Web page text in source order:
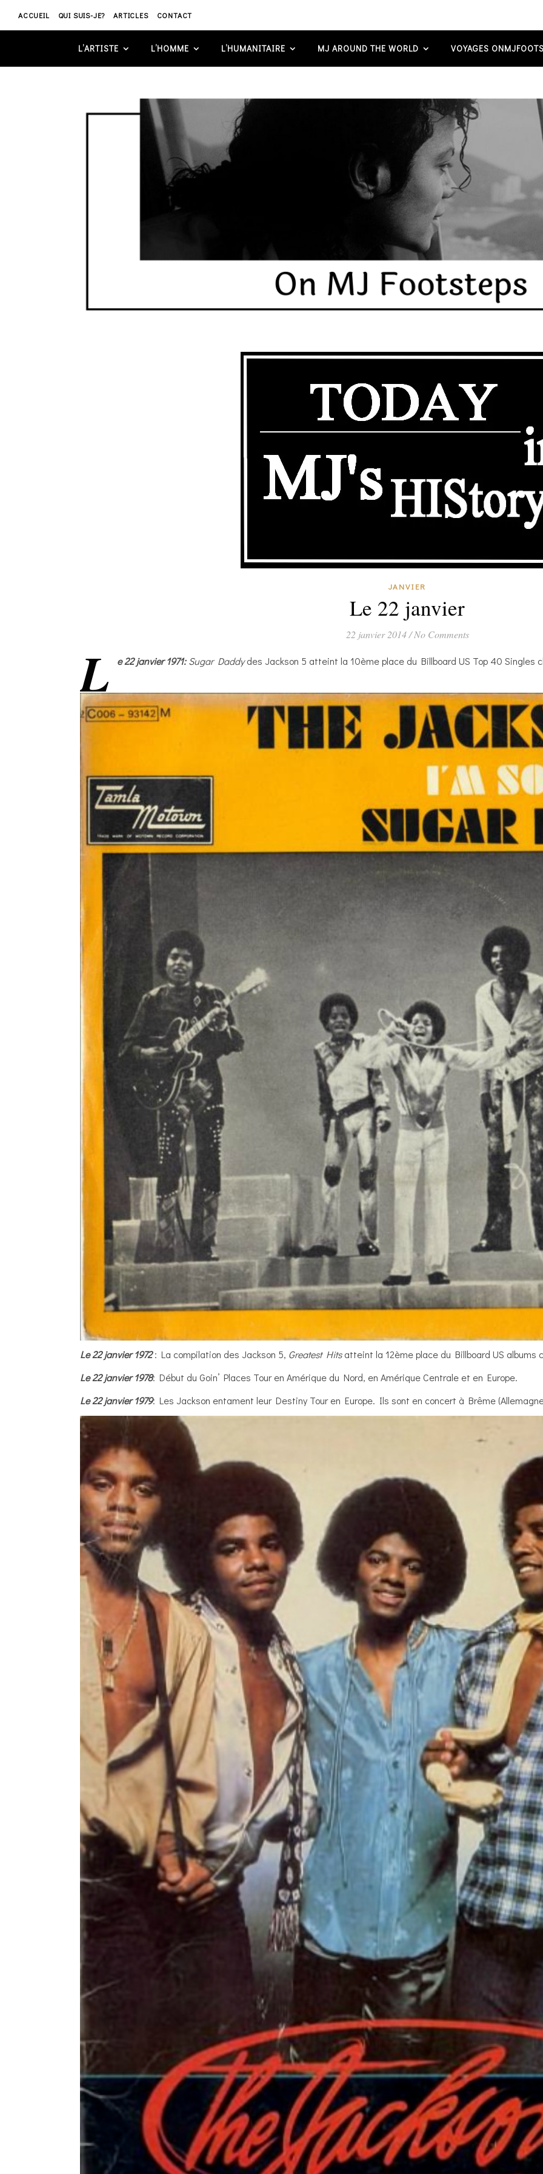
ACCUEIL QUI SUIS-JE? ARTICLES CONTACT
L’ARTISTE L’HOMME L’HUMANITAIRE MJ AROUND THE WORLD VOYAGES
JANVIER
Le 22 janvier
22 janvier 2014 / No Comments
L e 22 janvier 1971:Sugar Daddydes Jackson 5 atteint la 10ème place du Billboard US Top 40 Singles
Le 22 janvier 1972: La compilation des Jackson 5, Greatest Hitsatteint la 12ème place du Billboard US albums
Le 22 janvier 1978: Début du Goin’ Places Tour en Amérique du Nord, en Amérique Centrale et en Europe.
Le 22 janvier 1979: Les Jackson entament leur Destiny Tour en Europe. Ils sont en concert à Brême